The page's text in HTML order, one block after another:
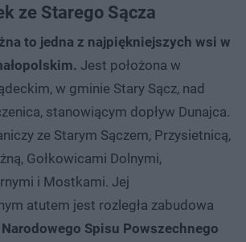
ze Starego Sącza
to jedna z najpiękniejszych wsi w
Jest położona w
w gminie Stary Sącz, nad
stanowiącym dopływ Dunajca.
ze Starym Sączem, Przysietnicą,
Gołkowicami Dolnymi,
i Mostkami. Jej
atutem jest rozległa zabudowa
Narodowego Spisu Powszechnego